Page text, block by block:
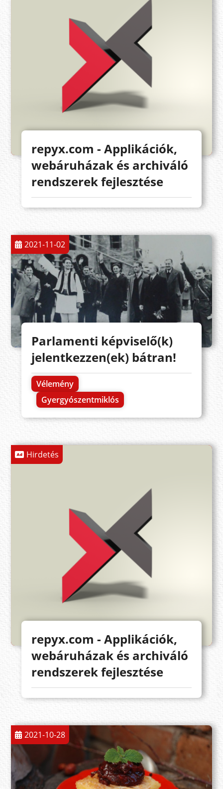
repyx.com - Applikációk,
webáruházak és archiváló
rendszerek fejlesztése
2021-11-02
Parlamenti képviselő(k)
jelentkezzen(ek) bátran!
Vélemény
Gyergyószentmiklós
Hirdetés
repyx.com - Applikációk,
webáruházak és archiváló
rendszerek fejlesztése
2021-10-28